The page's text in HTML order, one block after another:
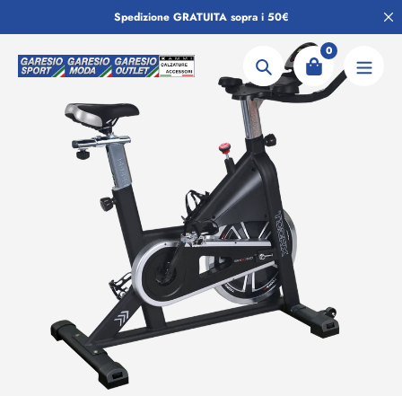
al
contenuto
Spedizione GRATUITA sopra i 50€
Ricerca
0